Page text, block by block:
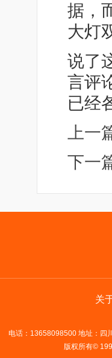
据，
大灯
说了
言评
已经
上
下一
关
电话：13658098500 地址：四
版权所有©